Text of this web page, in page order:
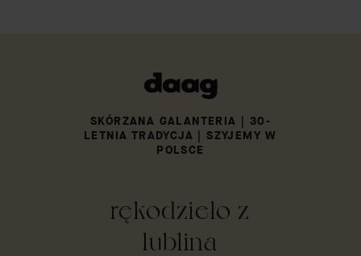
SKÓRZANA GALANTERIA | 30-
LETNIA TRADYCJA | SZYJEMY W
POLSCE
rękodzieło z
lublina